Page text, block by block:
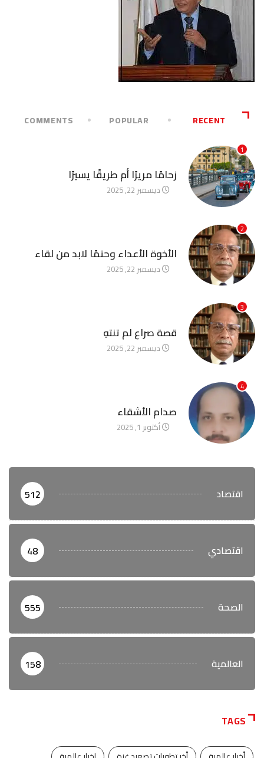
RECENT
POPULAR
COMMENTS
1
زحامًا مريرًا أم طريقًا يسيرًا
ديسمبر 22, 2025
2
الأخوة الأعداء وحتمًا لابد من لقاء
ديسمبر 22, 2025
3
قصة صراع لم تنتهِ
ديسمبر 22, 2025
4
صدام الأشقاء
أكتوبر 1, 2025
اقتصاد 512
اقتصادي 48
الصحة 555
العالمية 158
TAGS